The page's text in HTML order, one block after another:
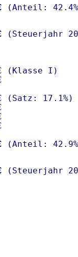
(Steuerjahr
(Klasse I)
(Satz: 17.1%)
(Steuerjahr